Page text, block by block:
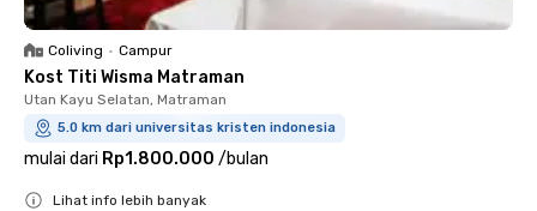
Coliving • Campur
Kost Titi Wisma Matraman
Utan Kayu Selatan, Matraman
5.0 km dari universitas kristen indonesia
mulai dari Rp1.800.000 /bulan
Lihat info lebih banyak